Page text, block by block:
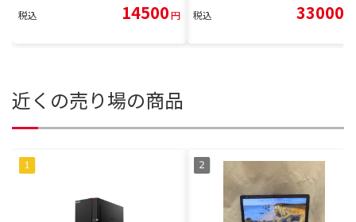
税込 14500円 税込 33000
近くの売り場の商品